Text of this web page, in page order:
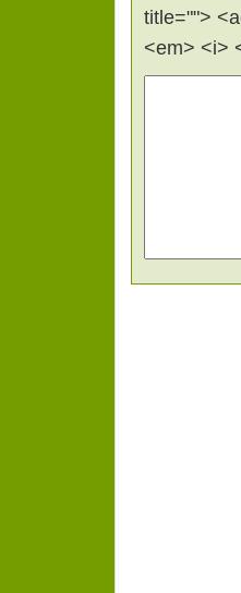
title="">
<em> <i>